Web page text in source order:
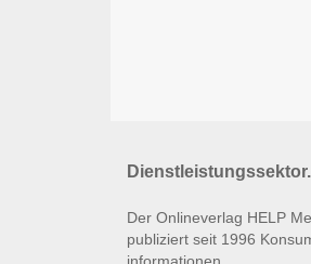
Der Onlineverlag HELP
publiziert seit 1996